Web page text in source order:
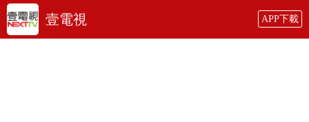
壹電視 APP下載